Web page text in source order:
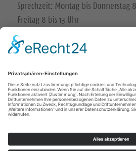
Sprechzeit: Montag bis Donnerstag
Freitag 8 bis 13 Uhr